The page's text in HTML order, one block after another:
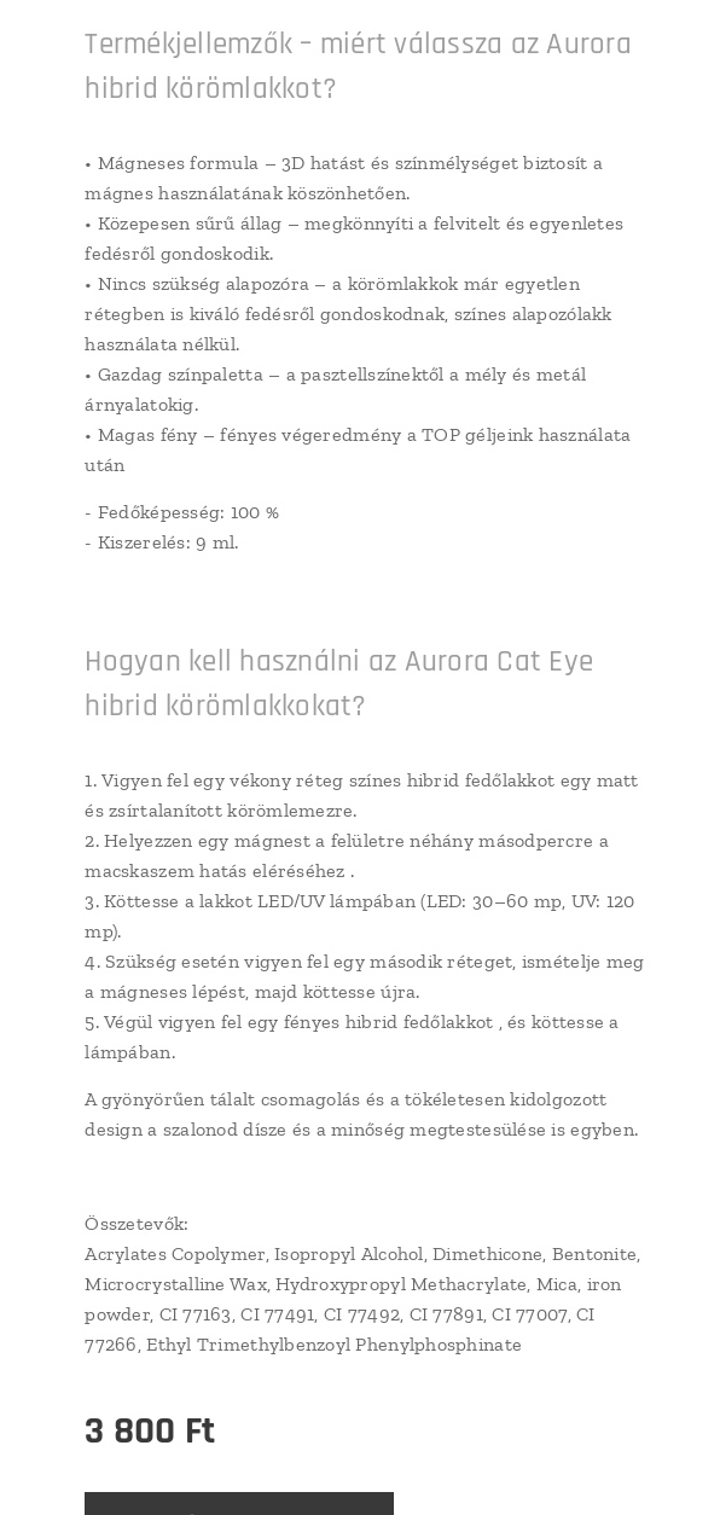
Termékjellemzők – miért válassza az Aurora
hibrid körömlakkot?
• Mágneses formula – 3D hatást és színmélységet biztosít a
mágnes használatának köszönhetően.
• Közepesen sűrű állag – megkönnyíti a felvitelt és egyenletes
fedésről gondoskodik.
• Nincs szükség alapozóra – a körömlakkok már egyetlen
rétegben is kiváló fedésről gondoskodnak, színes alapozólakk
használata nélkül.
• Gazdag színpaletta– a pasztellszínektől a mély és metál
árnyalatokig.
• Magas fény – fényes végeredmény a TOP géljeink használata
után
- Fedőképesség: 100 %
- Kiszerelés: 9 ml.
Hogyan kell használni az Aurora Cat Eye
hibrid körömlakkokat?
1.Vigyen fel egy vékony réteg színes hibrid fedőlakkot egy matt
és zsírtalanított körömlemezre.
2.Helyezzen egy mágnest a felületre néhány másodpercre a
macskaszem hatás eléréséhez .
3.Köttesse a lakkotLED/UV lámpában (LED: 30–60 mp, UV: 120
mp).
4.Szükség esetén vigyen fel egy második réteget, ismételje meg
a mágneses lépést, majd köttesse újra.
5.Végül vigyen fel egy fényes hibrid fedőlakkot , és köttesse a
lámpában.
A gyönyörűen tálalt csomagolás és a tökéletesen kidolgozott
design a szalonod dísze és a minőség megtestesülése is egyben.
Összetevők:
Acrylates Copolymer, Isopropyl Alcohol, Dimethicone, Bentonite,
Microcrystalline Wax, Hydroxypropyl Methacrylate, Mica, iron
powder, CI 77163, CI 77491, CI 77492, CI 77891, CI 77007, CI
77266, Ethyl Trimethylbenzoyl Phenylphosphinate
3 800 Ft